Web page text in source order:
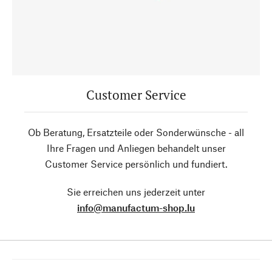
Customer Service
Ob Beratung, Ersatzteile oder Sonderwünsche - all
Ihre Fragen und Anliegen behandelt unser
Customer Service persönlich und fundiert.
Sie erreichen uns jederzeit unter
info@manufactum-shop.lu